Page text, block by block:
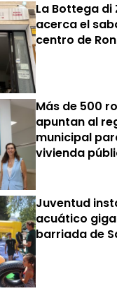
La Bottega di
acerca el
centro de
Más de 500
apuntan al
municipal
vivienda
Juventud
acuático
barriada de